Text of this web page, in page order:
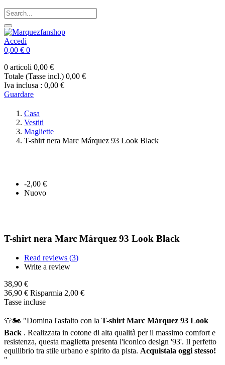
Accedi
0,00 € 0
0 articoli 0,00 €
Totale (Tasse incl.) 0,00 €
Iva inclusa : 0,00 €
Guardare
Casa
Vestiti
Magliette
T-shirt nera Marc Márquez 93 Look Black
-2,00 €
Nuovo
T-shirt nera Marc Márquez 93 Look Black
Read reviews (3)
Write a review
38,90 €
36,90 € Risparmia 2,00 €
Tasse incluse
👕🏍️ "Domina l'asfalto con la T-shirt Marc Márquez 93 Look
Back . Realizzata in cotone di alta qualità per il massimo comfort e
resistenza, questa maglietta presenta l'iconico design '93'. Il perfetto
equilibrio tra stile urbano e spirito da pista. Acquistala oggi stesso!
"